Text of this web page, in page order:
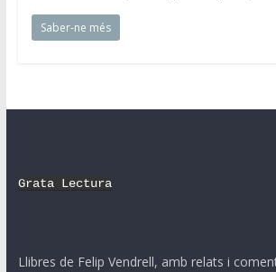
Saber-ne més
Grata Lectura
Llibres de Felip Vendrell, amb relats i